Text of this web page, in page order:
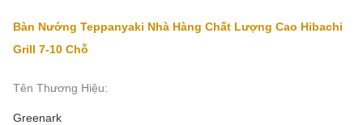
Bàn Nướng Teppanyaki Nhà Hàng Chất Lượng Cao Hibachi
Grill 7-10 Chỗ
Tên Thương Hiệu:
Greenark